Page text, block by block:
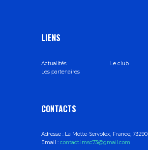
LIENS
Actualités
Le club
Les partenaires
CONTACTS
Adresse : La Motte-Servolex, France, 73290
Email : contact.lmsc73@gmail.com